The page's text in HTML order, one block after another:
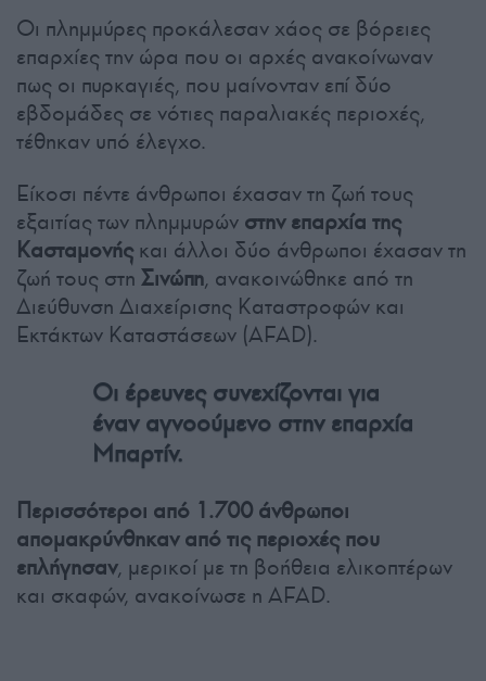
Οι πλημμύρες προκάλεσαν χάος σε βόρειες
επαρχίες την ώρα που οι αρχές ανακοίνωναν
πως οι πυρκαγιές, που μαίνονταν επί δύο
εβδομάδες σε νότιες παραλιακές περιοχές,
τέθηκαν υπό έλεγχο.
Είκοσι πέντε άνθρωποι έχασαν τη ζωή τους
εξαιτίας των πλημμυρών στην επαρχία της
Κασταμονήςκαι άλλοι δύο άνθρωποι έχασαν τη
ζωή τους στη Σινώπη, ανακοινώθηκε από τη
Διεύθυνση Διαχείρισης Καταστροφών και
Εκτάκτων Καταστάσεων (AFAD).
Οι έρευνες συνεχίζονται για
έναν αγνοούμενο στην επαρχία
Μπαρτίν.
Περισσότεροι από 1.700 άνθρωποι
απομακρύνθηκαν από τις περιοχές που
επλήγησαν, μερικοί με τη βοήθεια ελικοπτέρων
και σκαφών, ανακοίνωσε η AFAD.